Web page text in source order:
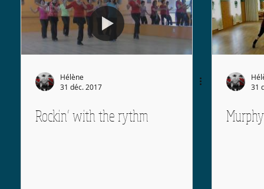
Hélène
31 déc. 2017
Rockin’ with the rythm
31